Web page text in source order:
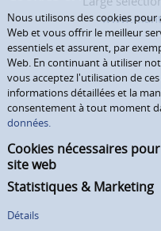
Nous utilisons des cookies
Web et vous offrir le meilleur
essentiels et assurent, par
Web. En continuant à utiliser
vous acceptez l'utilisation de
informations détaillées et la
consentement à tout moment
données.
Cookies nécessaires
site web
Statistiques & Marketing
Détails